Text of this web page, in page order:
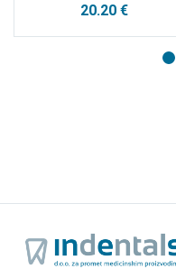
20.20 €